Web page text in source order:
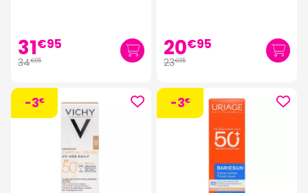
31€95
34€95 20€95
23€95
-3€ -3€